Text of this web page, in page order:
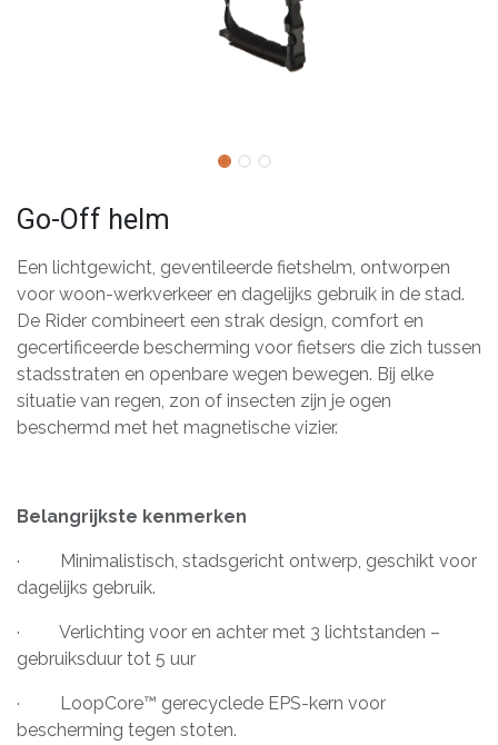
Go-Off helm
Een lichtgewicht, geventileerde fietshelm, ontworpen
voor woon-werkverkeer en dagelijks gebruik in de stad.
De Rider combineert een strak design, comfort en
gecertificeerde bescherming voor fietsers die zich tussen
stadsstraten en openbare wegen bewegen. Bij elke
situatie van regen, zon of insecten zijn je ogen
beschermd met het magnetische vizier.
Belangrijkste kenmerken
· Minimalistisch, stadsgericht ontwerp, geschikt voor
dagelijks gebruik.
· Verlichting voor en achter met 3 lichtstanden –
gebruiksduur tot 5 uur
· LoopCore™ gerecyclede EPS-kern voor
bescherming tegen stoten.